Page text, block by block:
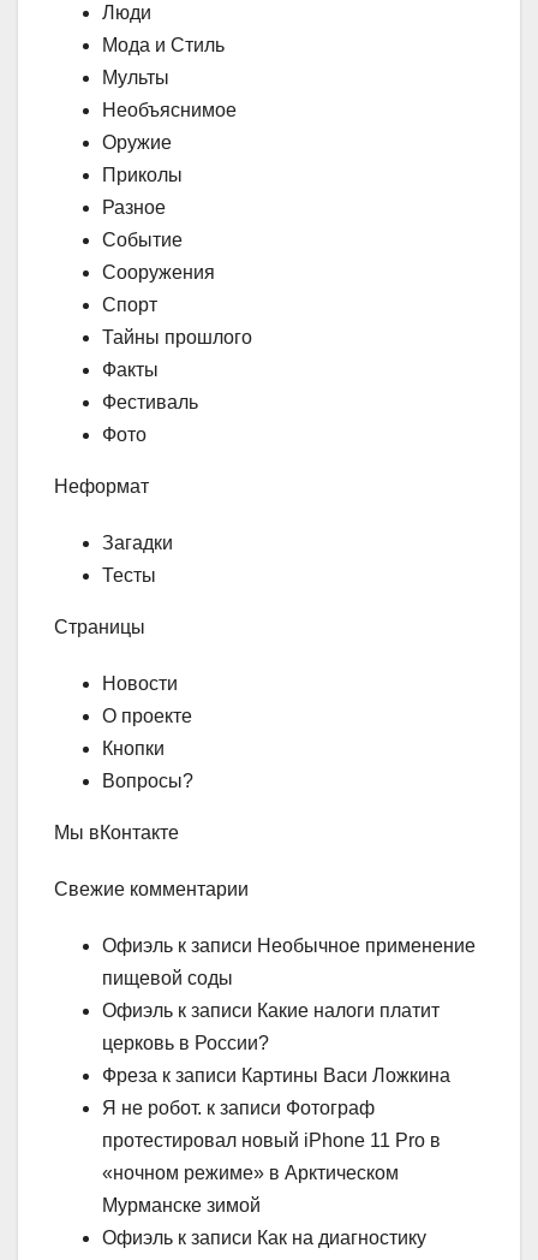
Люди
Мода и Стиль
Мульты
Необъяснимое
Оружие
Приколы
Разное
Событие
Сооружения
Спорт
Тайны прошлого
Факты
Фестиваль
Фото
Неформат
Загадки
Тесты
Страницы
Новости
О проекте
Кнопки
Вопросы?
Мы вКонтакте
Свежие комментарии
Офиэль к записи Необычное применение
пищевой соды
Офиэль к записи Какие налоги платит
церковь в России?
Фреза к записи Картины Васи Ложкина
Я не робот. к записи Фотограф
протестировал новый iPhone 11 Pro в
«ночном режиме» в Арктическом
Мурманске зимой
Офиэль к записи Как на диагностику